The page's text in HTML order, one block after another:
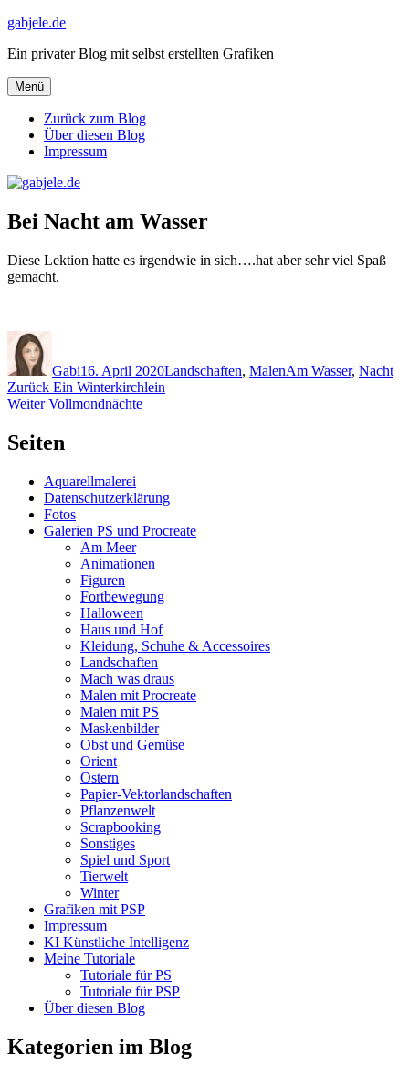
Zum
springen
gabjele.de
Ein privater Blog mit selbst erstellten Grafiken
Menü
Zurück zum Blog
Über diesen Blog
Impressum
Bei Nacht am Wasser
Diese Lektion hatte es irgendwie in sich….hat aber sehr viel Spaß
gemacht.
Gabi16. April 2020Landschaften, MalenAm Wasser, Nacht
Beitragsnavigation
Zurück Vorheriger
Beitrag:
Ein Winterkirchlein
Weiter Nächster
Vollmondnächte
Seiten
Aquarellmalerei
Datenschutzerklärung
Fotos
Galerien PS und Procreate
Am Meer
Animationen
Figuren
Fortbewegung
Halloween
Haus und Hof
Kleidung, Schuhe & Accessoires
Landschaften
Mach was draus
Malen mit Procreate
Malen mit PS
Maskenbilder
Obst und Gemüse
Orient
Ostern
Papier-Vektorlandschaften
Pflanzenwelt
Scrapbooking
Sonstiges
Spiel und Sport
Tierwelt
Winter
Grafiken mit PSP
Impressum
KI Künstliche Intelligenz
Meine Tutoriale
Tutoriale für PS
Tutoriale für PSP
Über diesen Blog
Kategorien im Blog